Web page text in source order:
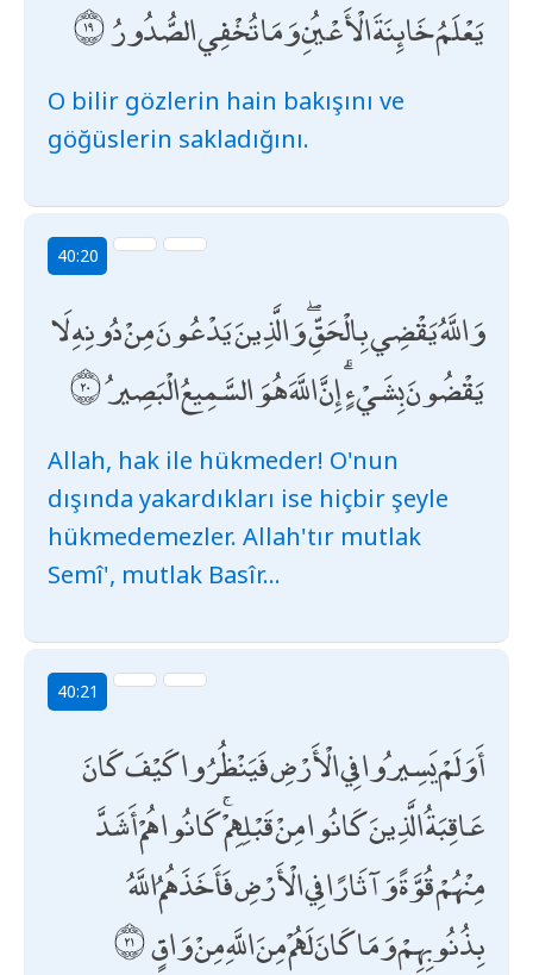
يَعْلَمُ خَائِنَةَ الْأَعْيُنِ وَمَا تُخْفِي الصُّدُورُ
O bilir gözlerin hain bakışını ve
göğüslerin sakladığını.
40:20
وَاللَّهُ يَقْضِي بِالْحَقِّ ۖ وَالَّذِينَ يَدْعُونَ مِنْ دُونِهِ لَا
يَقْضُونَ بِشَيْءٍ ۗ إِنَّ اللَّهَ هُوَ السَّمِيعُ الْبَصِيرُ
Allah, hak ile hükmeder! O'nun
dışında yakardıkları ise hiçbir şeyle
hükmedemezler. Allah'tır mutlak
Semî', mutlak Basîr...
40:21
أَوَلَمْ يَسِيرُوا فِي الْأَرْضِ فَيَنْظُرُوا كَيْفَ كَانَ
عَاقِبَةُ الَّذِينَ كَانُوا مِنْ قَبْلِهِمْ ۚ كَانُوا هُمْ أَشَدَّ
مِنْهُمْ قُوَّةً وَآثَارًا فِي الْأَرْضِ فَأَخَذَهُمُ اللَّهُ
بِذُنُوبِهِمْ وَمَا كَانَ لَهُمْ مِنَ اللَّهِ مِنْ وَاقٍ